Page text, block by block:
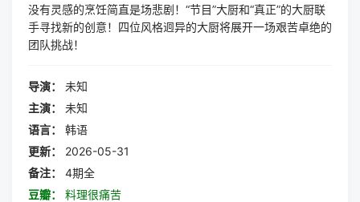
没有灵感的烹饪简直是场悲剧！“节目”大厨和“真正”的大厨联
手寻找新的创意！四位风格迥异的大厨将展开一场艰苦卓绝的
团队挑战！ ​
导演：
未知
主演：
未知
语言：
韩语
更新：
2026-05-31
备注：
4期全
豆瓣：
料理很痛苦